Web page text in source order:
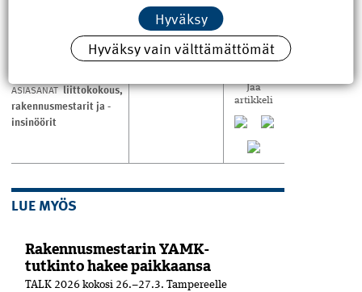
1hh 95€/vrk 2 hh 105€/vrk Puh: 020 1234600
ASIASANAT liittokokous,
rakennusmestarit ja -
insinöörit
Jaa
artikkeli
LUE MYÖS
Rakennusmestarin YAMK-
tutkinto hakee paikkaansa
TALK 2026 kokosi 26.–27.3. Tampereelle
Hyväksy
Hyväksy vain välttämättömät